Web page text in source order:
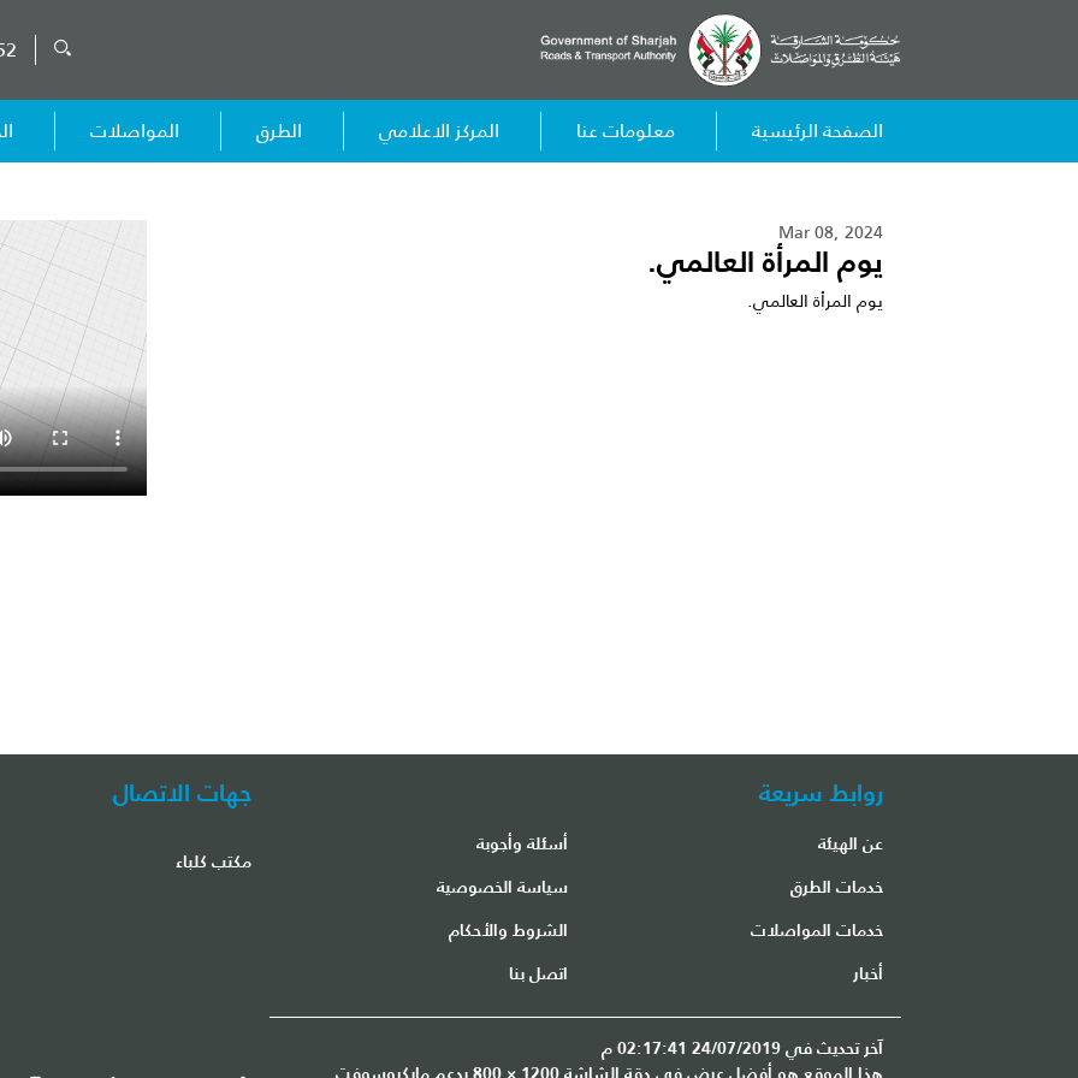
الصفحة الرئيسية معلومات عنا المركز الاعلامي الطرق المواصلات
Mar 08, 2024
يوم المرأة العالمي.
يوم المرأة العالمي.
روابط سريعة
عن الهيئة
أسئلة وأجوبة
خدمات الطرق
سياسة الخصوصية
خدمات المواصلات
الشروط والأحكام
أخبار
اتصل بنا
آخر تحديث في 24/07/2019 02:17:41 م
جهات الاتصال
مكتب مطار الشارقة الدولي مكتب كلباء